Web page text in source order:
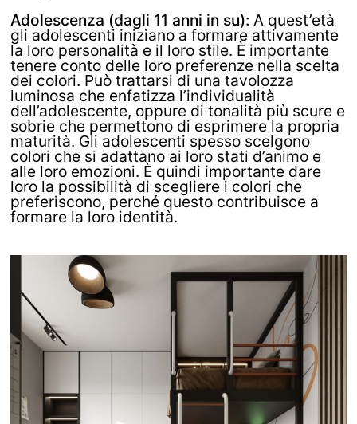
Adolescenza (dagli 11 anni in su): A quest’età
gli adolescenti iniziano a formare attivamente
la loro personalità e il loro stile. È importante
tenere conto delle loro preferenze nella scelta
dei colori. Può trattarsi di una tavolozza
luminosa che enfatizza l’individualità
dell’adolescente, oppure di tonalità più scure e
sobrie che permettono di esprimere la propria
maturità. Gli adolescenti spesso scelgono
colori che si adattano ai loro stati d’animo e
alle loro emozioni. È quindi importante dare
loro la possibilità di scegliere i colori che
preferiscono, perché questo contribuisce a
formare la loro identità.